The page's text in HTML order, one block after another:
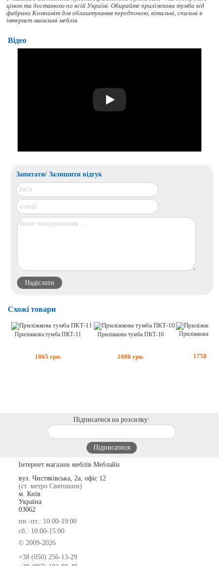
ціною та доставкою по всій Україні. Обирайте приліжкова тумбавід
фабрики Компаніт для облаштування передпокою, вітальні, спальні в
інтернет магазині меблів.
Відео
Play
Запитати/ Залишити відгук
Схожі товари
Приліжкова тумба ПКТ-11
1865 грн.
Приліжкова тумба ПКТ-10
1086 грн.
Приліжкова
1758 грн.
Підписатися на розсилку:
Інтернет магазин меблів Меблайн
вул. Чистяківська, 2а, офіс 12
(ст. метро Святошин)
м. Київ
Україна
03062
пн.-пт.: 10:00-19:00
сб.: 10:00-15:00
© 2009-2026
+38 (050) 256-13-29